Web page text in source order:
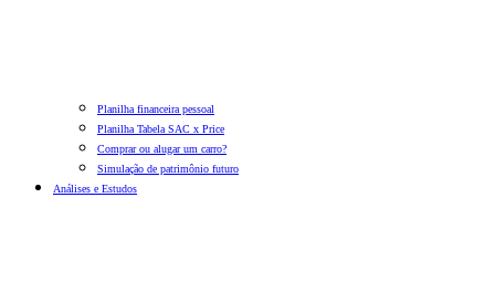
Planilha financeira pessoal
Planilha Tabela SAC x Price
Comprar ou alugar um carro?
Simulação de patrimônio futuro
Análises e Estudos